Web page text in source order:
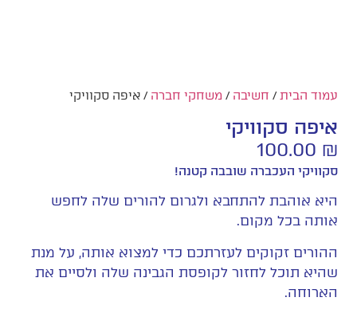
עמוד הבית/ חשיבה / משחקי חברה / איפה סקוויקי
איפה סקוויקי
100.00 ₪
סקוויקי העכברה שובבה קטנה!
היא אוהבת להתחבא ולגרום להורים שלה לחפש
אותה בכל מקום.
ההורים זקוקים לעזרתכם כדי למצוא אותה, על מנת
שהיא תוכל לחזור לקופסת הגבינה שלה ולסיים את
הארוחה.